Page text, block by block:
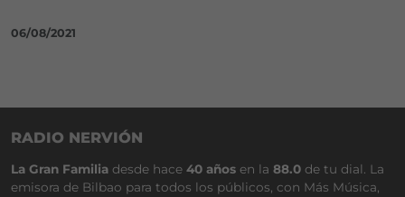
06/08/2021
RADIO NERVIÓN
La Gran Familia desde hace 40 años en la 88.0 de tu dial. La
emisora de Bilbao para todos los públicos, con Más Música,